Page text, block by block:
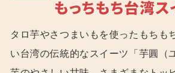
タロ芋やさつまいもを使ったもちも
い台湾の伝統的なスイーツ「芋圓（